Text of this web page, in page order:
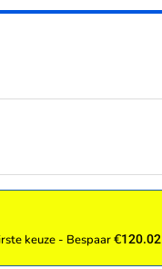
keuze - Bespaar€120.02